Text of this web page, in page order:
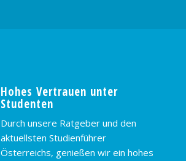
Hohes Vertrauen unter
Studenten
Durch unsere Ratgeber und den
aktuellsten Studienführer
Österreichs, genießen wir ein hohes